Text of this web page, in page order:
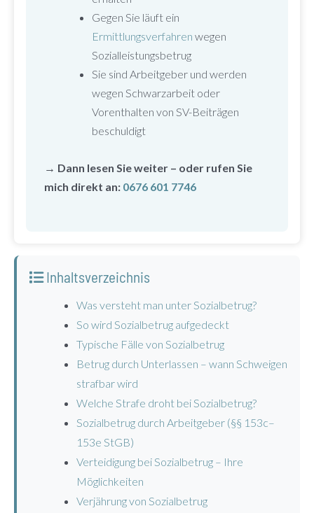
Gegen Sie läuft ein
Ermittlungsverfahren wegen
Sozialleistungsbetrug
Sie sind Arbeitgeber und werden
wegen Schwarzarbeit oder
Vorenthalten von SV-Beiträgen
beschuldigt
→ Dann lesen Sie weiter – oder rufen Sie
mich direkt an: 0676 601 7746
Inhaltsverzeichnis
Was versteht man unter Sozialbetrug?
So wird Sozialbetrug aufgedeckt
Typische Fälle von Sozialbetrug
Betrug durch Unterlassen – wann Schweigen
strafbar wird
Welche Strafe droht bei Sozialbetrug?
Sozialbetrug durch Arbeitgeber (§§ 153c–
153e StGB)
Verteidigung bei Sozialbetrug – Ihre
Möglichkeiten
Verjährung von Sozialbetrug